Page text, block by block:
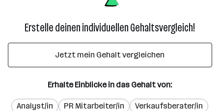
Erstelle deinen individuellen Gehaltsvergleich!
Jetzt mein Gehalt vergleichen
Erhalte Einblicke in das Gehalt von:
Analyst/in PR Mitarbeiter/in Verkaufsberater/in